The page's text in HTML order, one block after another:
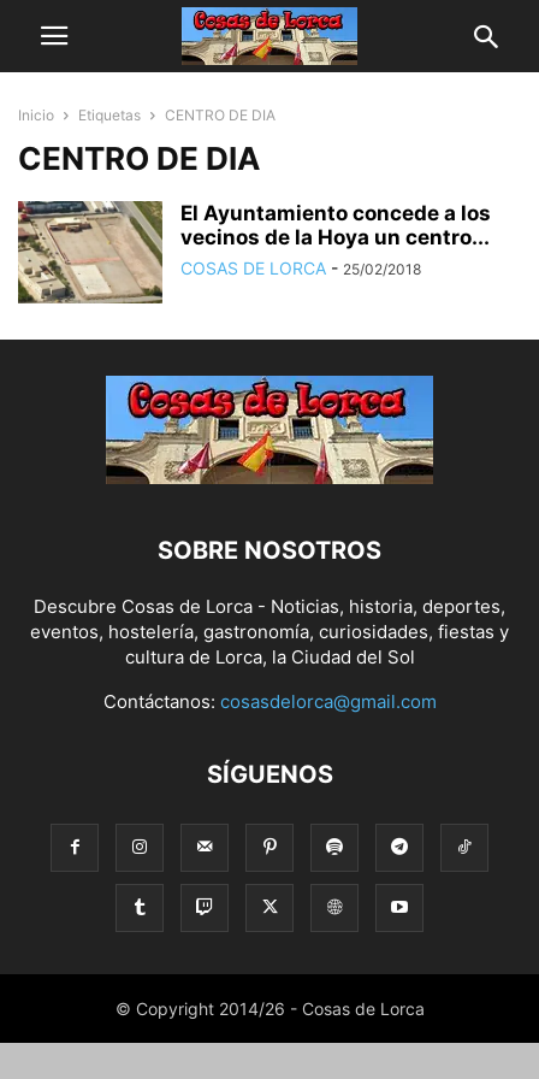
Inicio Etiquetas CENTRO DE DIA
CENTRO DE DIA
El Ayuntamiento concede a los
vecinos de la Hoya un centro...
COSAS DE LORCA - 25/02/2018
SOBRE NOSOTROS
Descubre Cosas de Lorca - Noticias, historia, deportes,
eventos, hostelería, gastronomía, curiosidades, fiestas y
cultura de Lorca, la Ciudad del Sol
Contáctanos: cosasdelorca@gmail.com
SÍGUENOS
© Copyright 2014/26 - Cosas de Lorca